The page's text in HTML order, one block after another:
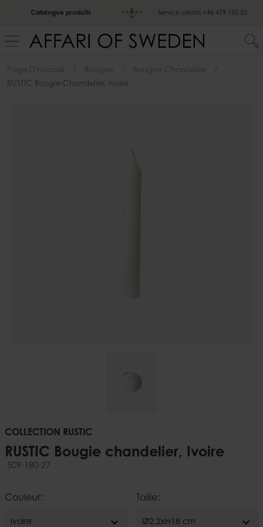
Catalogue produits Service clients +46 479 155 55
Page D'accueil Bougies
Bougies Chandelier
RUSTIC Bougie Chandelier, Ivoire
COLLECTION RUSTIC
RUSTIC Bougie chandelier, Ivoire
509-180-27
Couleur:
Ivoire expand_more
Taille:
Ø2,2xH18 cm expand_more